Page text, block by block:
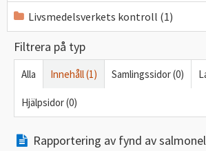
Livsmedelsverkets kontroll (1)
Filtrera på typ
Alla Innehåll (1) Samlingssidor (0)
Hjälpsidor (0)
Rapportering av fynd av